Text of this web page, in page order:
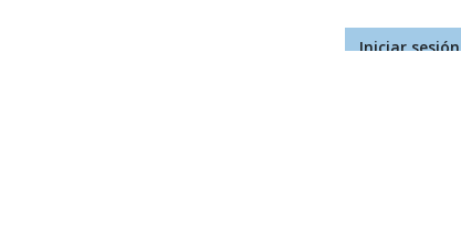
Iniciar sesión